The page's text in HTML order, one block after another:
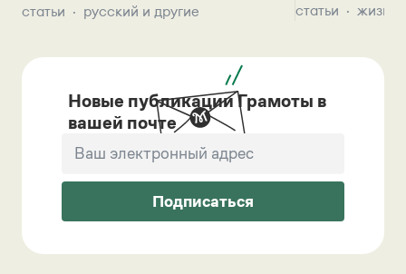
статьи русский и другие статьи жизнь
Новые публикации Грамоты в
вашей почте
Подписаться